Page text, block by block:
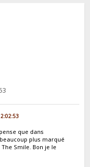
que dans
plus marqué
Smile. Bon je le